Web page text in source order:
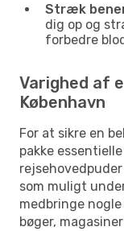
Stræk
dig op og
forbedre
Varighed af
København
For at sikre en
pakke
som muligt
medbringe
bøger,